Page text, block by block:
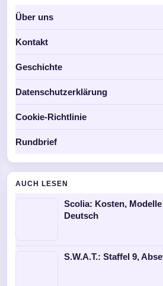
Über uns
Kontakt
Geschichte
Datenschutzerklärung
Cookie-Richtlinie
Rundbrief
AUCH LESEN
Scolia: Kosten,
Deutsch
S.W.A.T.: Staffel 9,